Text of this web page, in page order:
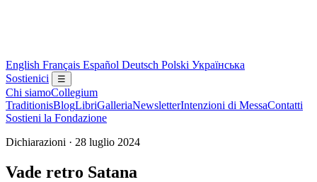
English Français Español Deutsch Polski Українська
Sostienici
☰
Chi siamoCollegium
TraditionisBlogLibriGalleriaNewsletterIntenzioni di MessaContatti
Sostieni la Fondazione
Dichiarazioni · 28 luglio 2024
Vade retro Satana